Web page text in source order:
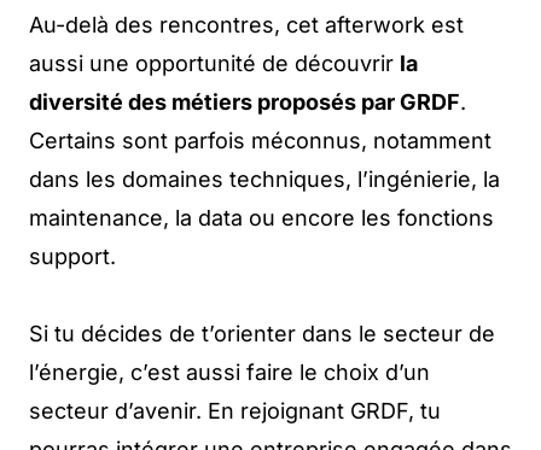
Au-delà des rencontres, cet afterwork est
aussi une opportunité de découvrir la
diversité des métiers proposés par GRDF.
Certains sont parfois méconnus, notamment
dans les domaines techniques, l’ingénierie, la
maintenance, la data ou encore les fonctions
support.
Si tu décides de t’orienter dans le secteur de
l’énergie, c’est aussi faire le choix d’un
secteur d’avenir. En rejoignant GRDF, tu